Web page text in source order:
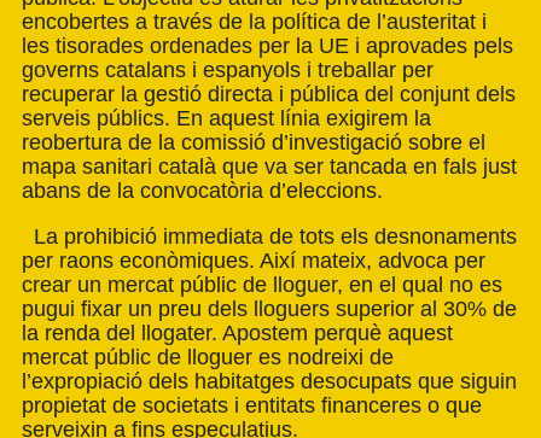
encobertes a través de la política de l’austeritat i
les tisorades ordenades per la UE i aprovades pels
governs catalans i espanyols i treballar per
recuperar la gestió directa i pública del conjunt dels
serveis públics. En aquest línia exigirem la
reobertura de la comissió d’investigació sobre el
mapa sanitari català que va ser tancada en fals just
abans de la convocatòria d’eleccions.
La prohibició immediata de tots els desnonaments
per raons econòmiques. Així mateix, advoca per
crear un mercat públic de lloguer, en el qual no es
pugui fixar un preu dels lloguers superior al 30% de
la renda del llogater. Apostem perquè aquest
mercat públic de lloguer es nodreixi de
l’expropiació dels habitatges desocupats que siguin
propietat de societats i entitats financeres o que
serveixin a fins especulatius.